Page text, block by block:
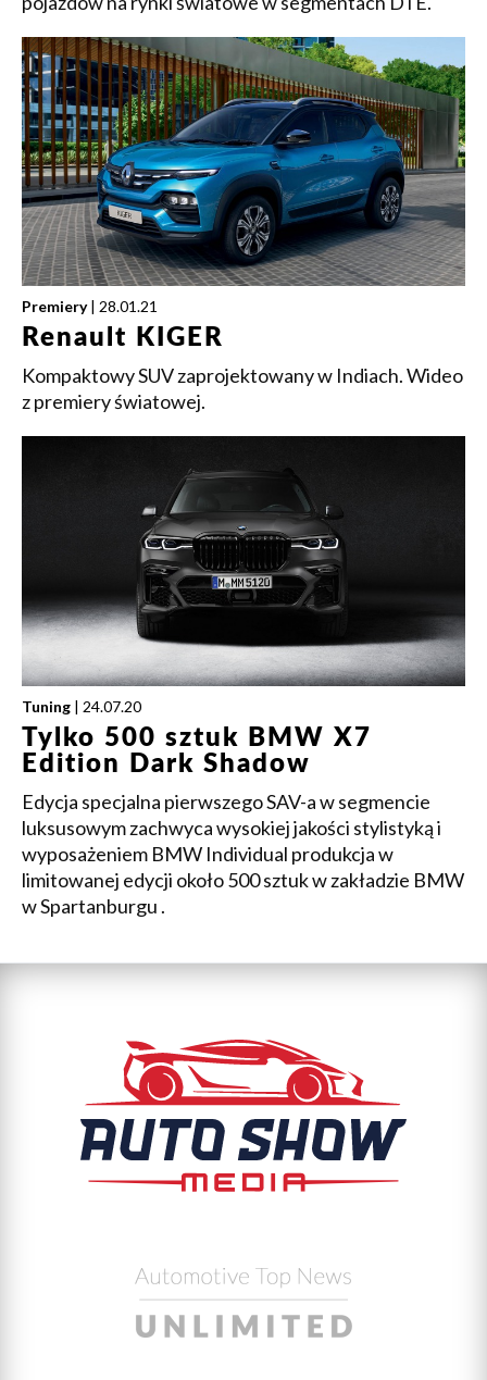
Premiery | 28.01.21
Renault KIGER
Kompaktowy SUV zaprojektowany w Indiach. Wideo
z premiery światowej.
Tuning | 24.07.20
Tylko 500 sztuk BMW X7
Edition Dark Shadow
Edycja specjalna pierwszego SAV-a w segmencie
luksusowym zachwyca wysokiej jakości stylistyką i
wyposażeniem BMW Individual produkcja w
limitowanej edycji około 500 sztuk w zakładzie BMW
w Spartanburgu .